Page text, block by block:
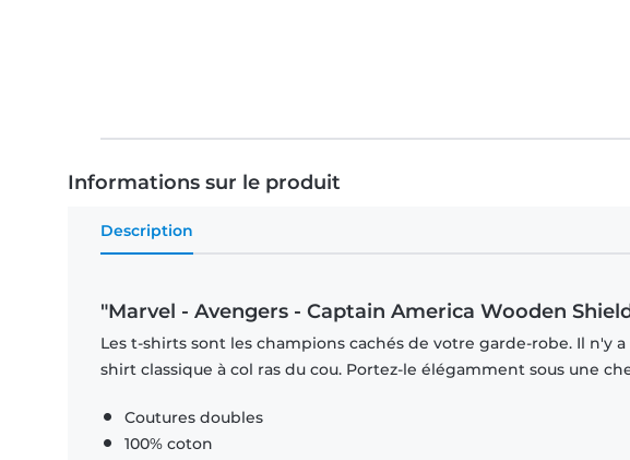
Informations sur le produit
Description
"Marvel - Avengers - Captain America Wooden
Les t-shirts sont les champions cachés de votre garde-robe. Il n'y
shirt classique à col ras du cou. Portez-le élégamment sous une
Coutures doubles
100% coton